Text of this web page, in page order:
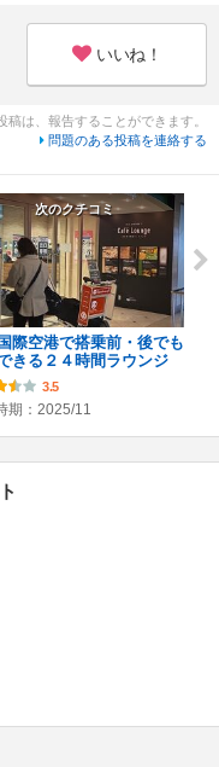
いいね！
は、報告することができます。
問題のある投稿を連絡する
次のクチコミ
際空港で搭乗前・後でも
きる２４時間ラウンジ
3.5
期：2025/11